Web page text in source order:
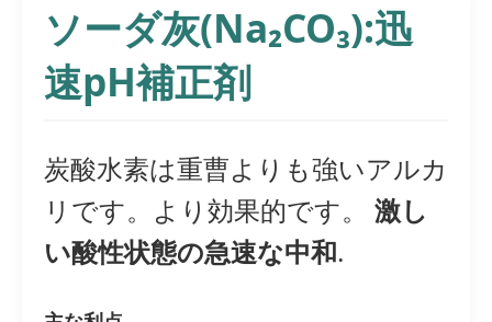
ソーダ灰(Na₂CO₃):迅
速pH補正剤
炭酸水素は重曹よりも強いアルカ
リです。より効果的です。 激し
い酸性状態の急速な中和.